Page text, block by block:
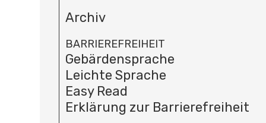
Archiv
BARRIEREFREIHEIT
Gebärdensprache
Leichte Sprache
Easy Read
Erklärung zur Barrierefreiheit